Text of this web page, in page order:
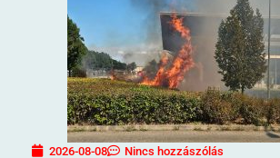
2026-08-08 Nincs hozzászólás